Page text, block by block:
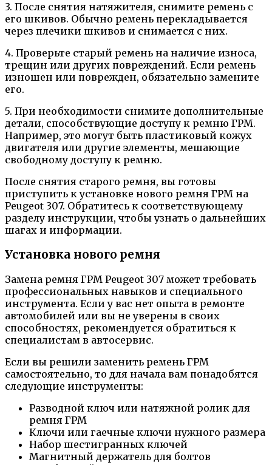
3. После снятия натяжителя, снимите ремень с
его шкивов. Обычно ремень перекладывается
через плечики шкивов и снимается с них.
4. Проверьте старый ремень на наличие износа,
трещин или других повреждений. Если ремень
изношен или поврежден, обязательно замените
его.
5. При необходимости снимите дополнительные
детали, способствующие доступу к ремню ГРМ.
Например, это могут быть пластиковый кожух
двигателя или другие элементы, мешающие
свободному доступу к ремню.
После снятия старого ремня, вы готовы
приступить к установке нового ремня ГРМ на
Peugeot 307. Обратитесь к соответствующему
разделу инструкции, чтобы узнать о дальнейших
шагах и информации.
Установка нового ремня
Замена ремня ГРМ Peugeot 307 может требовать
профессиональных навыков и специального
инструмента. Если у вас нет опыта в ремонте
автомобилей или вы не уверены в своих
способностях, рекомендуется обратиться к
специалистам в автосервис.
Если вы решили заменить ремень ГРМ
самостоятельно, то для начала вам понадобятся
следующие инструменты:
Разводной ключ или натяжной ролик для
ремня ГРМ
Ключи или гаечные ключи нужного размера
Набор шестигранных ключей
Магнитный держатель для болтов